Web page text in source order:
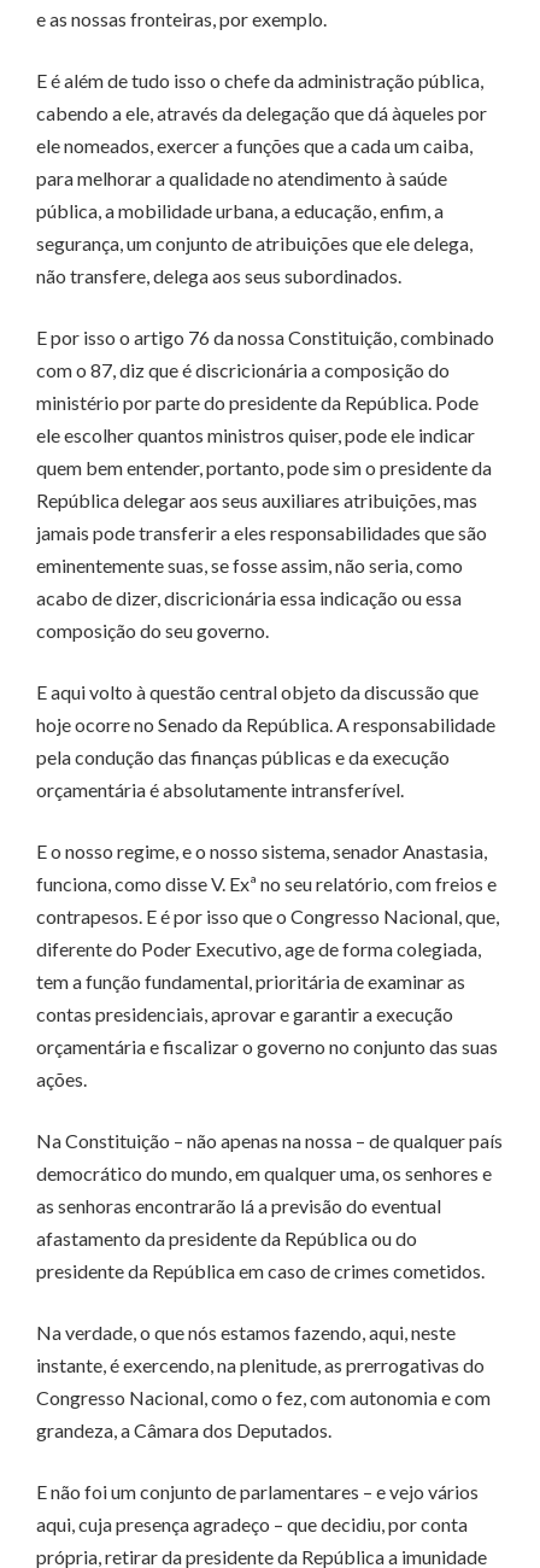
e as nossas fronteiras, por exemplo.
E é além de tudo isso o chefe da administração pública,
cabendo a ele, através da delegação que dá àqueles por
ele nomeados, exercer a funções que a cada um caiba,
para melhorar a qualidade no atendimento à saúde
pública, a mobilidade urbana, a educação, enfim, a
segurança, um conjunto de atribuições que ele delega,
não transfere, delega aos seus subordinados.
E por isso o artigo 76 da nossa Constituição, combinado
com o 87, diz que é discricionária a composição do
ministério por parte do presidente da República. Pode
ele escolher quantos ministros quiser, pode ele indicar
quem bem entender, portanto, pode sim o presidente da
República delegar aos seus auxiliares atribuições, mas
jamais pode transferir a eles responsabilidades que são
eminentemente suas, se fosse assim, não seria, como
acabo de dizer, discricionária essa indicação ou essa
composição do seu governo.
E aqui volto à questão central objeto da discussão que
hoje ocorre no Senado da República. A responsabilidade
pela condução das finanças públicas e da execução
orçamentária é absolutamente intransferível.
E o nosso regime, e o nosso sistema, senador Anastasia,
funciona, como disse V. Exª no seu relatório, com freios e
contrapesos. E é por isso que o Congresso Nacional, que,
diferente do Poder Executivo, age de forma colegiada,
tem a função fundamental, prioritária de examinar as
contas presidenciais, aprovar e garantir a execução
orçamentária e fiscalizar o governo no conjunto das suas
ações.
Na Constituição – não apenas na nossa – de qualquer país
democrático do mundo, em qualquer uma, os senhores e
as senhoras encontrarão lá a previsão do eventual
afastamento da presidente da República ou do
presidente da República em caso de crimes cometidos.
Na verdade, o que nós estamos fazendo, aqui, neste
instante, é exercendo, na plenitude, as prerrogativas do
Congresso Nacional, como o fez, com autonomia e com
grandeza, a Câmara dos Deputados.
E não foi um conjunto de parlamentares – e vejo vários
aqui, cuja presença agradeço – que decidiu, por conta
própria, retirar da presidente da República a imunidade